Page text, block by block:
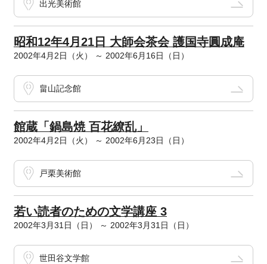
出光美術館
昭和12年4月21日 大師会茶会 護国寺圓成庵
2002年4月2日（火） ～ 2002年6月16日（日）
畠山記念館
館蔵「鍋島焼 百花繚乱」
2002年4月2日（火） ～ 2002年6月23日（日）
戸栗美術館
若い読者のための文学講座 3
2002年3月31日（日） ～ 2002年3月31日（日）
世田谷文学館